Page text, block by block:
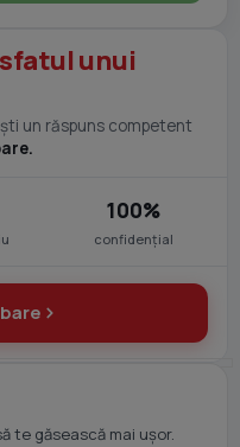
sfatul unui
un răspuns competent
100%
confidențial
te găsească mai ușor.